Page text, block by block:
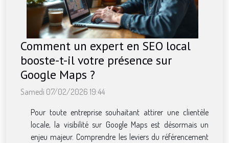
Comment un expert en SEO local
booste-t-il votre présence sur
Google Maps ?
Samedi 07/02/2026 19:44
Pour toute entreprise souhaitant attirer une clientèle
locale, la visibilité sur Google Maps est désormais un
enjeu majeur. Comprendre les leviers du référencement